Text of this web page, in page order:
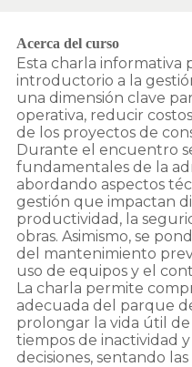
Acerca del curso
Esta charla informativa
introductorio a la
una dimensión clave
operativa, reducir
de los proyectos de
Durante el encuentro
fundamentales de la
abordando aspectos
gestión que impactan
productividad, la
obras. Asimismo, se
del mantenimiento
uso de equipos y el
La charla permite
adecuada del parque
prolongar la vida útil
tiempos de inactividad
decisiones, sentando